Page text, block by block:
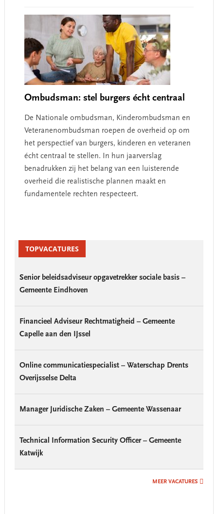
Ombudsman: stel burgers écht centraal
De Nationale ombudsman, Kinderombudsman en
Veteranenombudsman roepen de overheid op om
het perspectief van burgers, kinderen en veteranen
écht centraal te stellen. In hun jaarverslag
benadrukken zij het belang van een luisterende
overheid die realistische plannen maakt en
fundamentele rechten respecteert.
SidebarTOPVACATURES
Senior beleidsadviseur opgavetrekker sociale basis –
Gemeente Eindhoven
Financieel Adviseur Rechtmatigheid – Gemeente
Capelle aan den IJssel
Online communicatiespecialist – Waterschap Drents
Overijsselse Delta
Manager Juridische Zaken – Gemeente Wassenaar
Technical Information Security Officer – Gemeente
Katwijk
MEER VACATURES